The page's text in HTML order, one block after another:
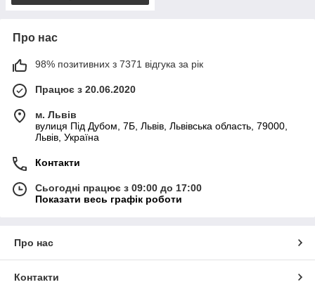
Про нас
98% позитивних з 7371 відгука за рік
Працює з 20.06.2020
м. Львів
вулиця Під Дубом, 7Б, Львів, Львівська область, 79000,
Львів, Україна
Контакти
Сьогодні працює з 09:00 до 17:00
Показати весь графік роботи
Про нас
Контакти